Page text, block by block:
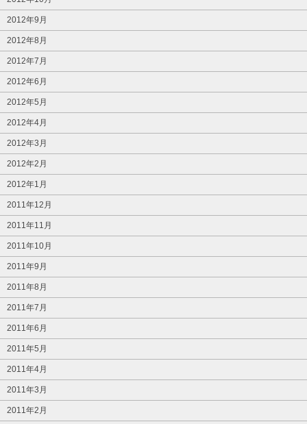
2012年9月
2012年8月
2012年7月
2012年6月
2012年5月
2012年4月
2012年3月
2012年2月
2012年1月
2011年12月
2011年11月
2011年10月
2011年9月
2011年8月
2011年7月
2011年6月
2011年5月
2011年4月
2011年3月
2011年2月